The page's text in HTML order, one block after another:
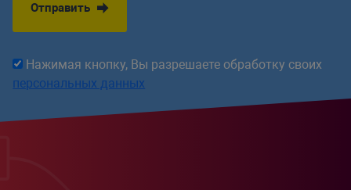
Отправить
Нажимая кнопку, Вы разрешаете обработку своих
персональных данных